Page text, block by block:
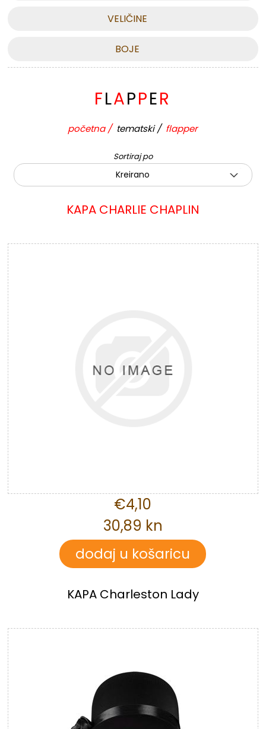
VELIČINE
BOJE
FLAPPER
početna / tematski / flapper
Sortiraj po
Kreirano
KAPA CHARLIE CHAPLIN
€4,10
30,89 kn
KAPA Charleston Lady